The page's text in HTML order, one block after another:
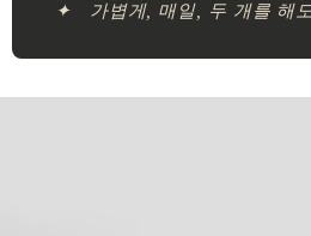
✦ 가볍게, 매일, 두 개를 해